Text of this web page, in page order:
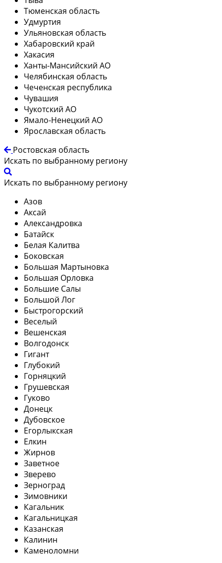
Тюменская область
Удмуртия
Ульяновская область
Хабаровский край
Хакасия
Ханты-Мансийский АО
Челябинская область
Чеченская республика
Чувашия
Чукотский АО
Ямало-Ненецкий АО
Ярославская область
Ростовская область
Искать по выбранному региону
Искать по выбранному региону
Азов
Аксай
Александровка
Батайск
Белая Калитва
Боковская
Большая Мартыновка
Большая Орловка
Большие Салы
Большой Лог
Быстрогорский
Веселый
Вешенская
Волгодонск
Гигант
Глубокий
Горняцкий
Грушевская
Гуково
Донецк
Дубовское
Егорлыкская
Елкин
Жирнов
Заветное
Зверево
Зерноград
Зимовники
Кагальник
Кагальницкая
Казанская
Калинин
Каменоломни